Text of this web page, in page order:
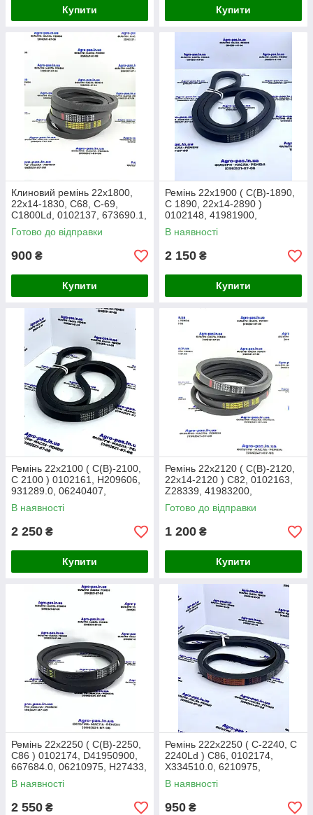
Купити Купити
Клиновий ремінь 22x1800,
22x14-1830, C68, C-69,
C1800Ld, 0102137, 673690.1,
Z21400, Z25473, 340433413,
80422725
Готово до відправки
900 ₴
Купити
Ремінь 22x1900 ( С(В)-1890,
C 1890, 22x14-2890 )
0102148, 41981900,
41952200, AC72, CP72,
340433417, 80433417
В наявності
2 150 ₴
Купити
Ремінь 22x2100 ( С(В)-2100,
C 2100 ) 0102161, H209606,
931289.0, 06240407,
41982700, 41953100,
1722835M1
В наявності
2 250 ₴
Купити
Ремінь 22x2120 ( С(В)-2120,
22x14-2120 ) C82, 0102163,
Z28339, 41983200,
340433475, 672177R1,
AP1000588
Готово до відправки
1 200 ₴
Купити
Ремінь 22x2250 ( С(В)-2250,
C86 ) 0102174, D41950900,
667684.0, 06210975, H27433,
X334510.0, 71380655
В наявності
2 550 ₴
Ремінь 222x2250 ( C-2240, C
2240Ld ) C86, 0102174,
X334510.0, 6210975,
41950900, 71380655,
834058M1, H27433
В наявності
950 ₴